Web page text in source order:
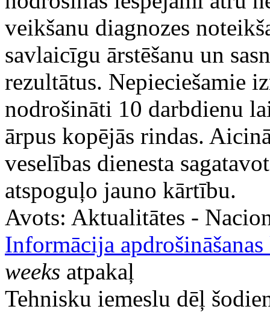
veikšanu diagnozes
savlaicīgu ārstēšanu un
rezultātus. Nepieciešamie
nodrošināti 10 darbdienu
ārpus kopējās rindas.
veselības dienesta
atspoguļo jauno kārtību.
Avots: Aktualitātes -
Informācija
weeks atpakaļ
Tehnisku iemeslu dēļ